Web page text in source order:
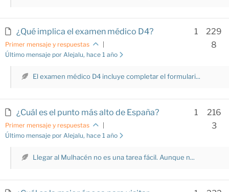
¿Qué implica el examen médico D4?
Primer mensaje y respuestas
|
Último mensaje por Alejalu, hace 1 año
229
8
1
El examen médico D4 incluye completar el formulari...
¿Cuál es el punto más alto de España?
Primer mensaje y respuestas
|
Último mensaje por Alejalu, hace 1 año
216
3
1
Llegar al Mulhacén no es una tarea fácil. Aunque n...